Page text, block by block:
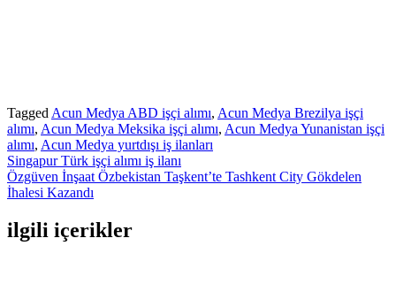
Tagged Acun Medya ABD işçi alımı, Acun Medya Brezilya işçi
alımı, Acun Medya Meksika işçi alımı, Acun Medya Yunanistan işçi
alımı, Acun Medya yurtdışı iş ilanları
Yazı
gezinmesi
Singapur Türk işçi alımı iş ilanı
Özgüven İnşaat Özbekistan Taşkent’te Tashkent City Gökdelen
İhalesi Kazandı
ilgili içerikler